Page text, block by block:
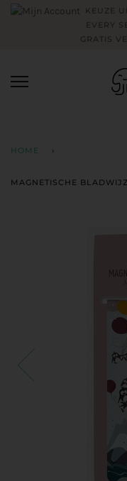
KEUZE
EVERY
GRATIS
HOME ›
MAGNETISCHE